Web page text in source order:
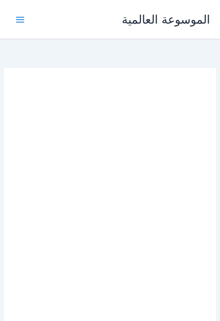
الموسوعة العالمية